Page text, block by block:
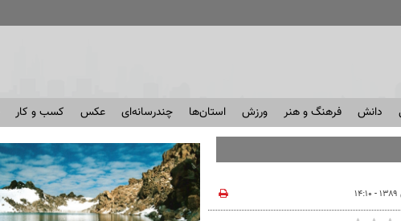
دانش فرهنگ و هنر ورزش استان‌ها چندرسانه‌ای عکس کسب و کار